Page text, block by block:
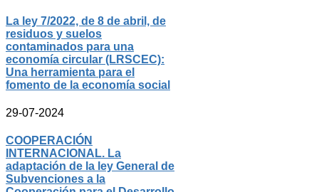
La ley 7/2022, de 8 de abril, de
residuos y suelos
contaminados para una
economía circular (LRSCEC):
Una herramienta para el
fomento de la economía social
29-07-2024
COOPERACIÓN
INTERNACIONAL. La
adaptación de la ley General de
Subvenciones a la